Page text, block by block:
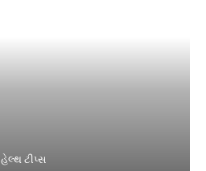
હેલ્થ ટીપ્સ